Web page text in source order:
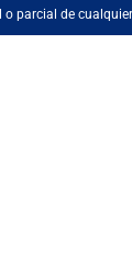
parcial de